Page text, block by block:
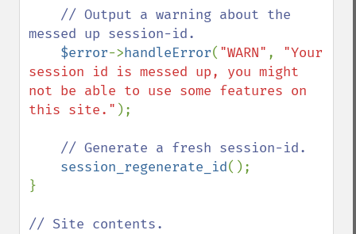
// Output a warning about the
messed up session-id.
$error->handleError( "WARN" , "Your
session id is messed up, you might
not be able to use some features on
this site." );
// Generate a fresh session-id.
session_regenerate_id();
}